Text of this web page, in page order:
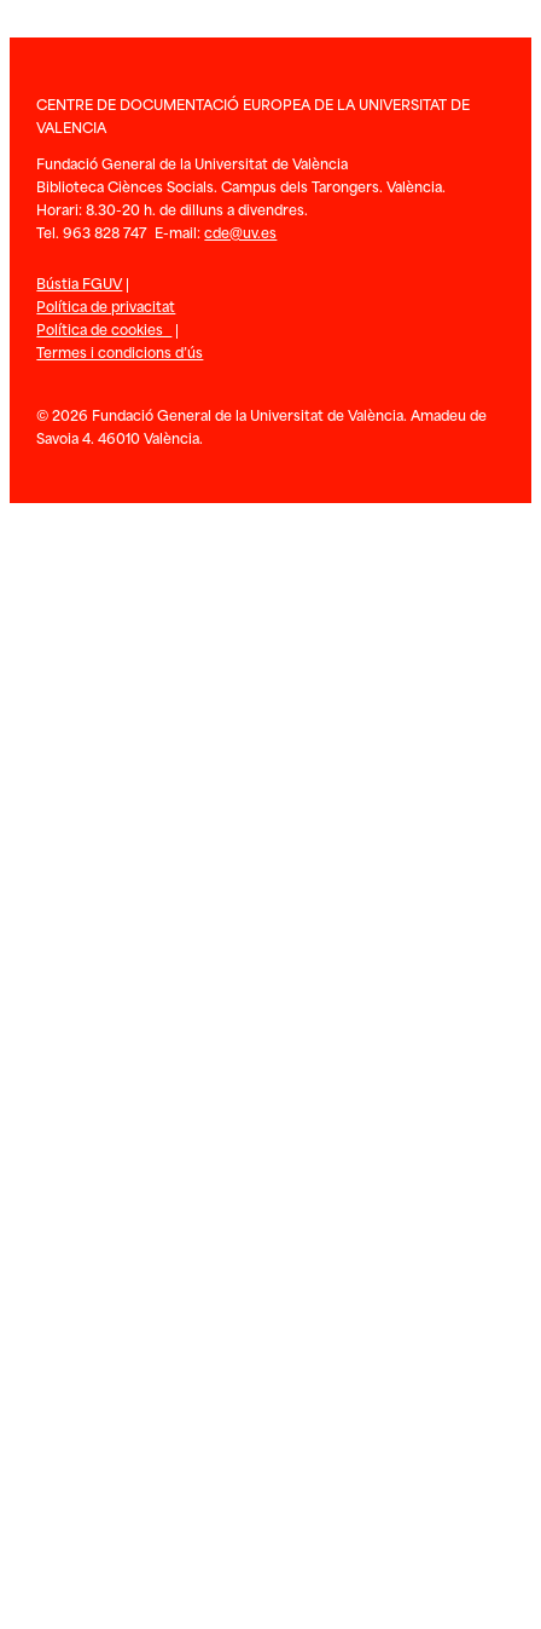
CENTRE DE DOCUMENTACIÓ EUROPEA DE LA UNIVERSITAT DE
VALENCIA
Fundació General de la Universitat de València
Biblioteca Ciènces Socials. Campus dels Tarongers. València.
Horari: 8.30-20 h. de dilluns a divendres.
Tel. 963 828 747 E-mail:cde@uv.es
Bústia FGUV|
Política de privacitat
Política de cookies |
Termes i condicions d’ús
© 2026 Fundació General de la Universitat de València. Amadeu de
Savoia 4. 46010 València.